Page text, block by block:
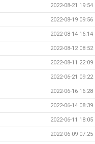
2022-08-21 19:54
2022-08-19 09:56
2022-08-14 16:14
2022-08-12 08:52
2022-08-11 22:09
2022-06-21 09:22
2022-06-16 16:28
2022-06-14 08:39
2022-06-11 18:05
2022-06-09 07:25